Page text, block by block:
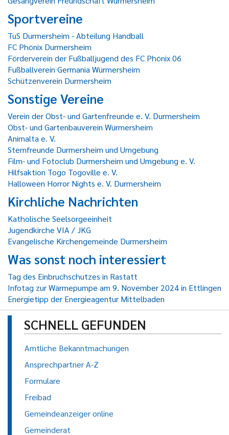
Sportvereine
TuS Durmersheim - Abteilung Handball
FC Phönix Durmersheim
Förderverein der Fußballjugend des FC Phönix 06
Fußballverein Germania Würmersheim
Schützenverein Durmersheim
Sonstige Vereine
Verein der Obst- und Gartenfreunde e. V. Durmersheim
Obst- und Gartenbauverein Würmersheim
Animalta e. V.
Sternfreunde Durmersheim und Umgebung
Film- und Fotoclub Durmersheim und Umgebung e. V.
Hilfsaktion Togo Togoville e. V.
Halloween Horror Nights e. V. Durmersheim
Kirchliche Nachrichten
Katholische Seelsorgeeinheit
Jugendkirche VIA / JKG
Evangelische Kirchengemeinde Durmersheim
Was sonst noch interessiert
Tag des Einbruchschutzes in Rastatt
Infotag zur Wärmepumpe am 9. November 2024 in Ettlingen
Energietipp der Energieagentur Mittelbaden
SCHNELL GEFUNDEN
Amtliche Bekanntmachungen
Ansprechpartner A-Z
Formulare
Freibad
Gemeindeanzeiger online
Gemeinderat